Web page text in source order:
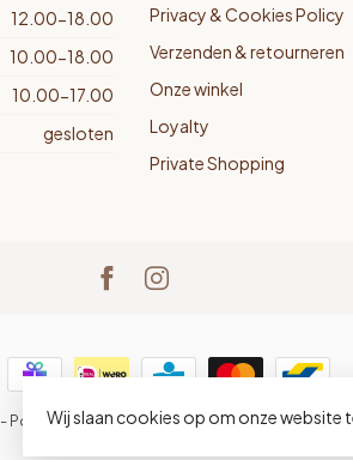
12.00-18.00
10.00-18.00
10.00-17.00
gesloten
Privacy & Cookies Policy
Verzenden & retourneren
Onze winkel
Loyalty
Private Shopping
- Powered byLightspeed-Lightspeed design
Wij slaan cookies op om onze website